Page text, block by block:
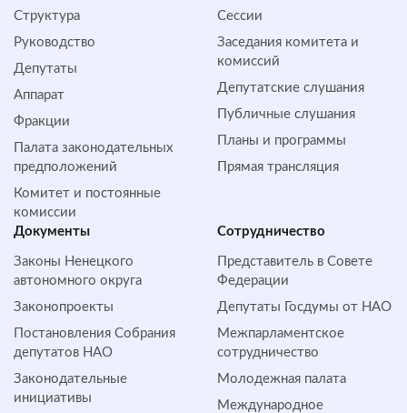
Структура
Руководство
Депутаты
Аппарат
Фракции
Палата законодательных
предположений
Комитет и постоянные
комиссии
Сессии
Заседания комитета и
комиссий
Депутатские слушания
Публичные слушания
Планы и программы
Прямая трансляция
Документы
Законы Ненецкого
автономного округа
Законопроекты
Постановления Собрания
депутатов НАО
Законодательные
инициативы
Сотрудничество
Представитель в Совете
Федерации
Депутаты Госдумы от НАО
Межпарламентское
сотрудничество
Молодежная палата
Международное